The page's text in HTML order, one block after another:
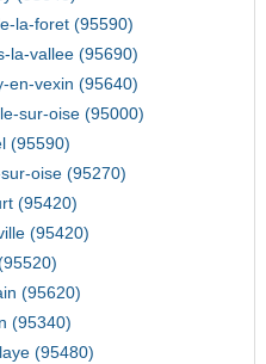
la-foret (95590)
la-vallee (95690)
en-vexin (95640)
sur-oise (95000)
(95590)
oise (95270)
(95420)
(95420)
(95620)
(95340)
(95480)